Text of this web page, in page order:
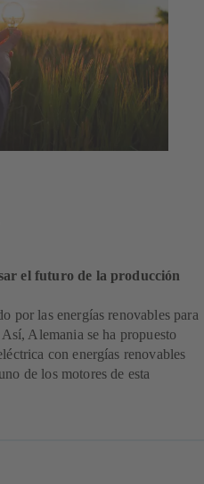
el futuro de la producción
por las energías renovables para
Alemania se ha propuesto
con energías renovables
de los motores de esta